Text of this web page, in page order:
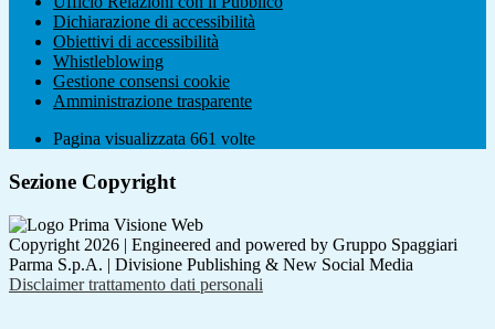
Dichiarazione di accessibilità
Obiettivi di accessibilità
Whistleblowing
Gestione consensi cookie
Amministrazione trasparente
Pagina visualizzata 661 volte
Sezione Copyright
Copyright 2026 | Engineered and powered by Gruppo Spaggiari
Parma S.p.A. | Divisione Publishing & New Social Media
Disclaimer trattamento dati personali